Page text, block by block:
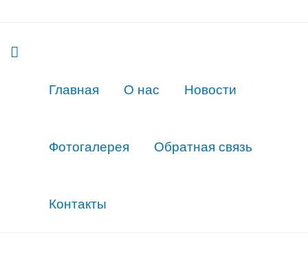
Главная О нас Новости
Фотогалерея Обратная связь
Контакты